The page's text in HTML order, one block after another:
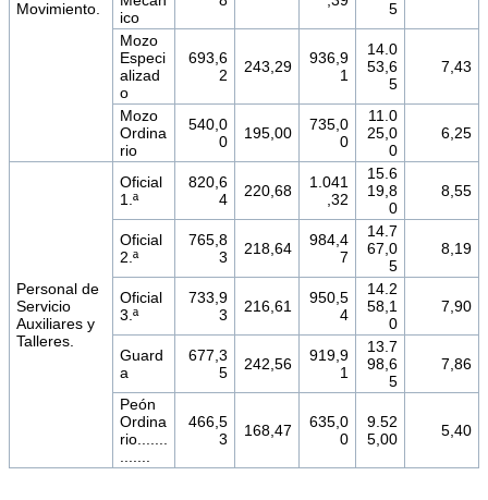
Movimiento.
ico
5
Mozo
Especi
alizad
o
693,6
2
243,29
936,9
1
14.0
53,6
5
7,43
Mozo
Ordina
rio
540,0
0
195,00
735,0
0
11.0
25,0
0
6,25
Personal de
Servicio
Auxiliares y
Talleres.
Oficial
1.ª
820,6
4
220,68
1.041
,32
15.6
19,8
0
8,55
Oficial
2.ª
765,8
3
218,64
984,4
7
14.7
67,0
5
8,19
Oficial
3.ª
733,9
3
216,61
950,5
4
14.2
58,1
0
7,90
Guard
a
677,3
5
242,56
919,9
1
13.7
98,6
5
7,86
Peón
Ordina
rio.......
.......
466,5
3
168,47
635,0
0
9.52
5,00
5,40